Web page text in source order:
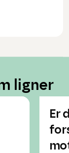
ligner
Er